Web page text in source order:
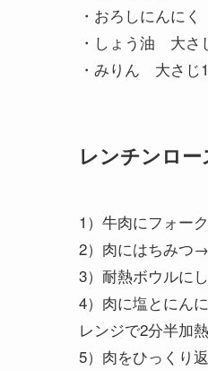
・おろしにんに
・しょう油 大さ
・みりん 大さじ
レンチンロ
1）牛肉にフォー
2）肉にはちみつ
3）耐熱ボウルに
4）肉に塩とにん
レンジで2分半加熱
5）肉をひっくり